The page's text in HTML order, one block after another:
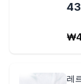
43
₩
레